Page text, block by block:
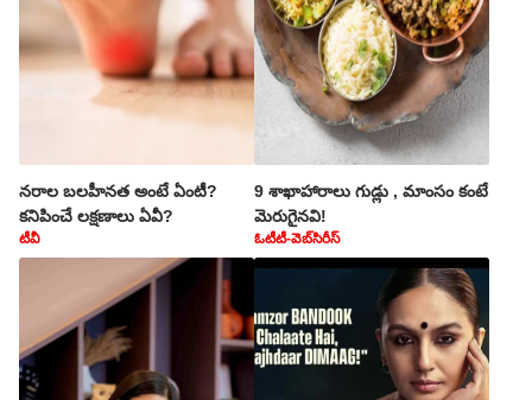
నరాల బలహీనత అంటే ఏంటీ?
కనిపించే లక్షణాలు ఏవీ?
9 శాఖాహారాలు గుడ్లు , మాంసం కంటే
మెరుగైనవి!
టీవీ ఓటీటీ-వెబ్‌సిరీస్‌